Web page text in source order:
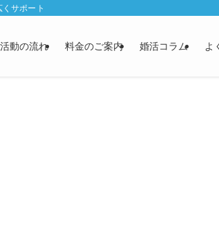
サポート
活動の流れ 料金のご案内 婚活コラム よ